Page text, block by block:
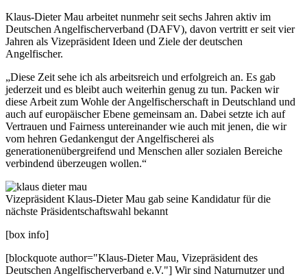
Klaus-Dieter Mau arbeitet nunmehr seit sechs Jahren aktiv im
Deutschen Angelfischerverband (DAFV), davon vertritt er seit vier
Jahren als Vizepräsident Ideen und Ziele der deutschen
Angelfischer.
„Diese Zeit sehe ich als arbeitsreich und erfolgreich an. Es gab
jederzeit und es bleibt auch weiterhin genug zu tun. Packen wir
diese Arbeit zum Wohle der Angelfischerschaft in Deutschland und
auch auf europäischer Ebene gemeinsam an. Dabei setzte ich auf
Vertrauen und Fairness untereinander wie auch mit jenen, die wir
vom hehren Gedankengut der Angelfischerei als
generationenübergreifend und Menschen aller sozialen Bereiche
verbindend überzeugen wollen.“
Vizepräsident Klaus-Dieter Mau gab seine Kandidatur für die
nächste Präsidentschaftswahl bekannt
[box info]
[blockquote author="Klaus-Dieter Mau, Vizepräsident des
Deutschen Angelfischerverband e.V."] Wir sind Naturnutzer und